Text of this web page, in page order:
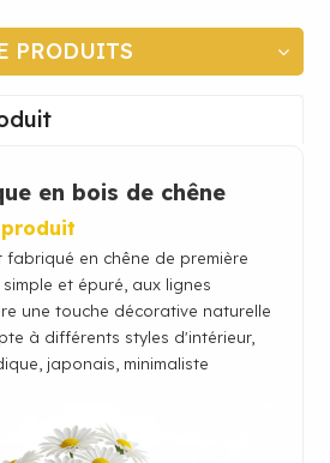
PRODUITS
en bois de chêne
fabriqué en chêne de première
et épuré, aux lignes
une touche décorative naturelle
à différents styles d'intérieur,
japonais, minimaliste